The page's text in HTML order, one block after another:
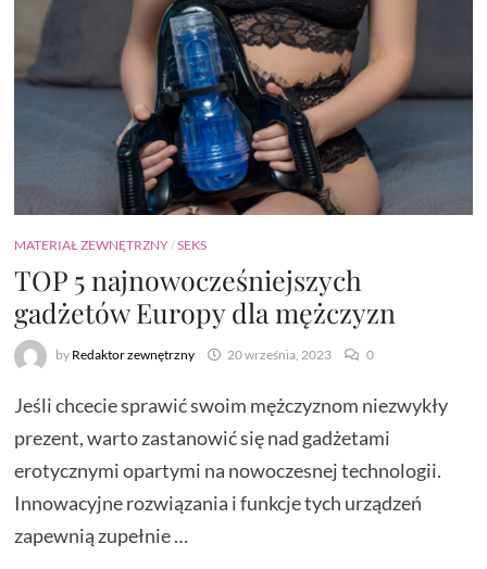
MATERIAŁ ZEWNĘTRZNY /SEKS
TOP 5 najnowocześniejszych
gadżetów Europy dla mężczyzn
by Redaktor zewnętrzny 20 września, 2023 0
Jeśli chcecie sprawić swoim mężczyznom niezwykły
prezent, warto zastanowić się nad gadżetami
erotycznymi opartymi na nowoczesnej technologii.
Innowacyjne rozwiązania i funkcje tych urządzeń
zapewnią zupełnie …